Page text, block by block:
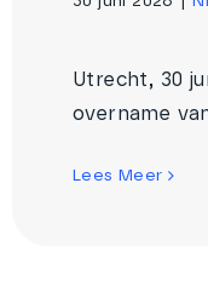
Utrecht, 30
overname
Lees Meer